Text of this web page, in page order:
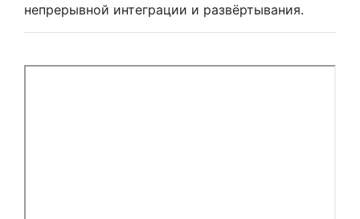
непрерывной интеграции и развёртывания.